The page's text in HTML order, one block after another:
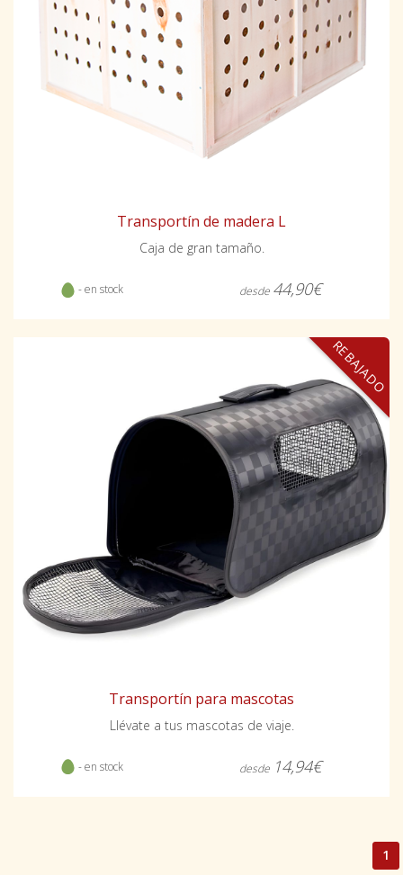
Transportín de madera L
Caja de gran tamaño.
- en stock desde 44,90€
REBAJADO
Transportín para mascotas
Llévate a tus mascotas de viaje.
- en stock desde 14,94€
1